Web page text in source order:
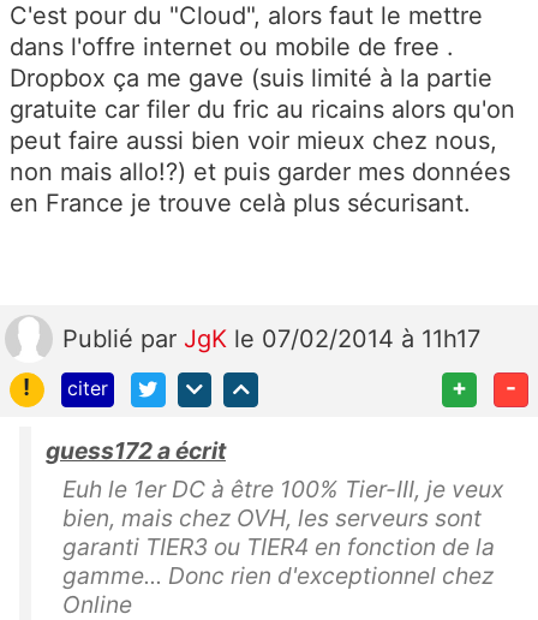
C'est pour du "Cloud", alors faut le mettre
dans l'offre internet ou mobile de free .
Dropbox ça me gave (suis limité à la partie
gratuite car filer du fric au ricains alors qu'on
peut faire aussi bien voir mieux chez nous,
non mais allo!?) et puis garder mes données
en France je trouve celà plus sécurisant.
Publié par JgK le 07/02/2014 à 11h17
!
citer + -
guess172 a écrit
Euh le 1er DC à être 100% Tier-III, je veux
bien, mais chez OVH, les serveurs sont
garanti TIER3 ou TIER4 en fonction de la
gamme... Donc rien d'exceptionnel chez
Online